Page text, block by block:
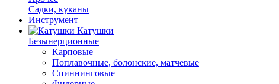
Садки, куканы
Инструмент
Катушки
Безынерционные
Карповые
Поплавочные, болонские, матчевые
Спиннинговые